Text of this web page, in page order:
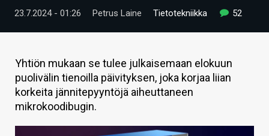
TIETOA
KAUPPA
VAIHDA TEEMA
23.7.2024 - 01:26 Petrus Laine Tietotekniikka 52
Yhtiön mukaan se tulee julkaisemaan elokuun
puolivälin tienoilla päivityksen, joka korjaa liian
korkeita jännitepyyntöjä aiheuttaneen
mikrokoodibugin.